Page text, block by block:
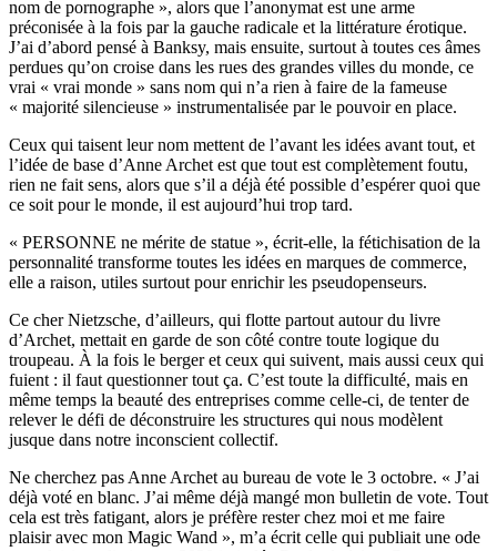
nom de pornographe », alors que l’anonymat est une arme
préconisée à la fois par la gauche radicale et la littérature érotique.
J’ai d’abord pensé à Banksy, mais ensuite, surtout à toutes ces âmes
perdues qu’on croise dans les rues des grandes villes du monde, ce
vrai « vrai monde » sans nom qui n’a rien à faire de la fameuse
« majorité silencieuse » instrumentalisée par le pouvoir en place.
Ceux qui taisent leur nom mettent de l’avant les idées avant tout, et
l’idée de base d’Anne Archet est que tout est complètement foutu,
rien ne fait sens, alors que s’il a déjà été possible d’espérer quoi que
ce soit pour le monde, il est aujourd’hui trop tard.
« PERSONNE ne mérite de statue », écrit-elle, la fétichisation de la
personnalité transforme toutes les idées en marques de commerce,
elle a raison, utiles surtout pour enrichir les pseudopenseurs.
Ce cher Nietzsche, d’ailleurs, qui flotte partout autour du livre
d’Archet, mettait en garde de son côté contre toute logique du
troupeau. À la fois le berger et ceux qui suivent, mais aussi ceux qui
fuient : il faut questionner tout ça. C’est toute la difficulté, mais en
même temps la beauté des entreprises comme celle-ci, de tenter de
relever le défi de déconstruire les structures qui nous modèlent
jusque dans notre inconscient collectif.
Ne cherchez pas Anne Archet au bureau de vote le 3 octobre. « J’ai
déjà voté en blanc. J’ai même déjà mangé mon bulletin de vote. Tout
cela est très fatigant, alors je préfère rester chez moi et me faire
plaisir avec mon Magic Wand », m’a écrit celle qui publiait une ode